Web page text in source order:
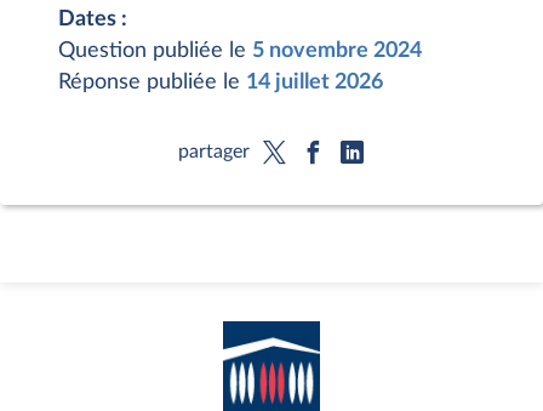
Dates :
Question publiée le 5 novembre 2024
Réponse publiée le 14 juillet 2026
partager